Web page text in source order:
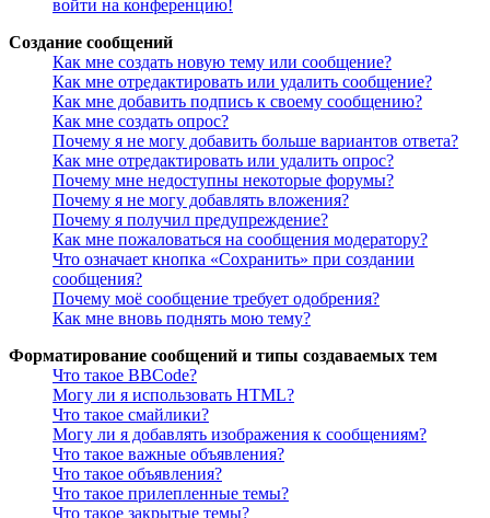
войти на конференцию!
Создание сообщений
Как мне создать новую тему или сообщение?
Как мне отредактировать или удалить сообщение?
Как мне добавить подпись к своему сообщению?
Как мне создать опрос?
Почему я не могу добавить больше вариантов ответа?
Как мне отредактировать или удалить опрос?
Почему мне недоступны некоторые форумы?
Почему я не могу добавлять вложения?
Почему я получил предупреждение?
Как мне пожаловаться на сообщения модератору?
Что означает кнопка «Сохранить» при создании
сообщения?
Почему моё сообщение требует одобрения?
Как мне вновь поднять мою тему?
Форматирование сообщений и типы создаваемых тем
Что такое BBCode?
Могу ли я использовать HTML?
Что такое смайлики?
Могу ли я добавлять изображения к сообщениям?
Что такое важные объявления?
Что такое объявления?
Что такое прилепленные темы?
Что такое закрытые темы?